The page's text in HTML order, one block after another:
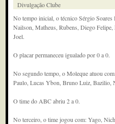
Divulgação Clube
No tempo inicial, o técnico Sérgio Soares
Nailson, Matheus, Rubens, Diego
Joel.
O placar permaneceu igualado por 0 a 0.
No segundo tempo, o Moleque atuou
Paulo, Lucas Ybon, Bruno Luiz, Bazilio,
O time do ABC abriu 2 a 0.
No terceiro, o time jogou com: Yago,